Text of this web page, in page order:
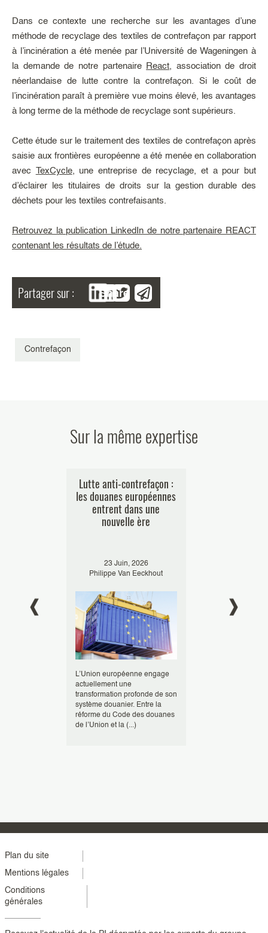
Dans ce contexte une recherche sur les avantages d’une
méthode de recyclage des textiles de contrefaçon par rapport
à l’incinération a été menée par l’Université de Wageningen à
la demande de notre partenaire React, association de droit
néerlandaise de lutte contre la contrefaçon. Si le coût de
l’incinération paraît à première vue moins élevé, les avantages
à long terme de la méthode de recyclage sont supérieurs.
Cette étude sur le traitement des textiles de contrefaçon après
saisie aux frontières européenne a été menée en collaboration
avec TexCycle, une entreprise de recyclage, et a pour but
d’éclairer les titulaires de droits sur la gestion durable des
déchets pour les textiles contrefaisants.
Retrouvez la publication LinkedIn de notre partenaire REACT
contenant les résultats de l’étude.
Partager sur : Share
Contrefaçon
Sur la même expertise
Lutte anti-contrefaçon :
les douanes européennes
entrent dans une
nouvelle ère
23 Juin, 2026
Philippe Van Eeckhout
L’Union européenne engage
actuellement une
transformation profonde de son
système douanier. Entre la
réforme du Code des douanes
de l’Union et la (...)
Menu
footer
colonne
2
Plan du site
Mentions légales
Conditions
générales